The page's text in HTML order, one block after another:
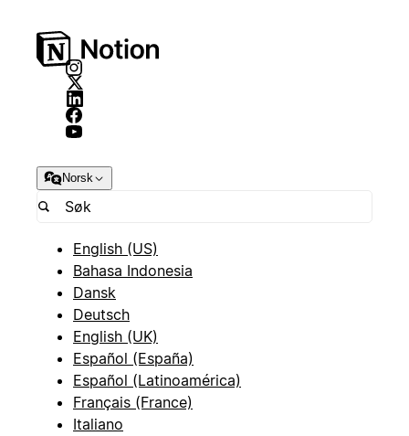
Norsk
English (US)
Bahasa Indonesia
Dansk
Deutsch
English (UK)
Español (España)
Español (Latinoamérica)
Français (France)
Italiano